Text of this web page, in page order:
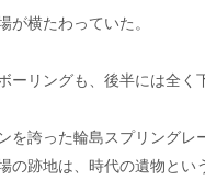
横たわっていた。
リングも、後半には全く
を誇った輪島スプリング
の跡地は、時代の遺物と